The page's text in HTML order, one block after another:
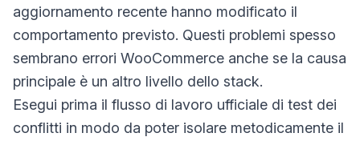
aggiornamento recente hanno modificato il
comportamento previsto. Questi problemi spesso
sembrano errori WooCommerce anche se la causa
principale è un altro livello dello stack.
Esegui prima il flusso di lavoro ufficiale di test dei
conflitti in modo da poter isolare metodicamente il